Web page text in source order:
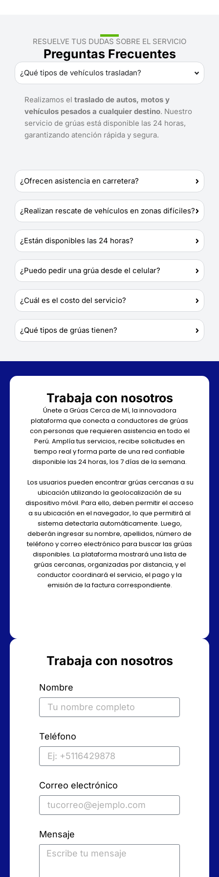
RESUELVE TUS DUDAS SOBRE EL SERVICIO
Preguntas Frecuentes
¿Qué tipos de vehículos trasladan?
Realizamos el traslado de autos, motos y
vehículos pesados a cualquier destino. Nuestro
servicio de grúas está disponible las 24 horas,
garantizando atención rápida y segura.
¿Ofrecen asistencia en carretera?
¿Realizan rescate de vehículos en zonas difíciles?
¿Están disponibles las 24 horas?
¿Puedo pedir una grúa desde el celular?
¿Cuál es el costo del servicio?
¿Qué tipos de grúas tienen?
Trabaja con nosotros
Únete a Grúas Cerca de Mí, la innovadora
plataforma que conecta a conductores de grúas
con personas que requieren asistencia en todo el
Perú. Amplía tus servicios, recibe solicitudes en
tiempo real y forma parte de una red confiable
disponible las 24 horas, los 7 días de la semana.
Los usuarios pueden encontrar grúas cercanas a su
ubicación utilizando la geolocalización de su
dispositivo móvil. Para ello, deben permitir el acceso
a su ubicación en el navegador, lo que permitirá al
sistema detectarla automáticamente. Luego,
deberán ingresar su nombre, apellidos, número de
teléfono y correo electrónico para buscar las grúas
disponibles. La plataforma mostrará una lista de
grúas cercanas, organizadas por distancia, y el
conductor coordinará el servicio, el pago y la
emisión de la factura correspondiente.
Trabaja con nosotros
Nombre
Teléfono
Correo electrónico
Mensaje